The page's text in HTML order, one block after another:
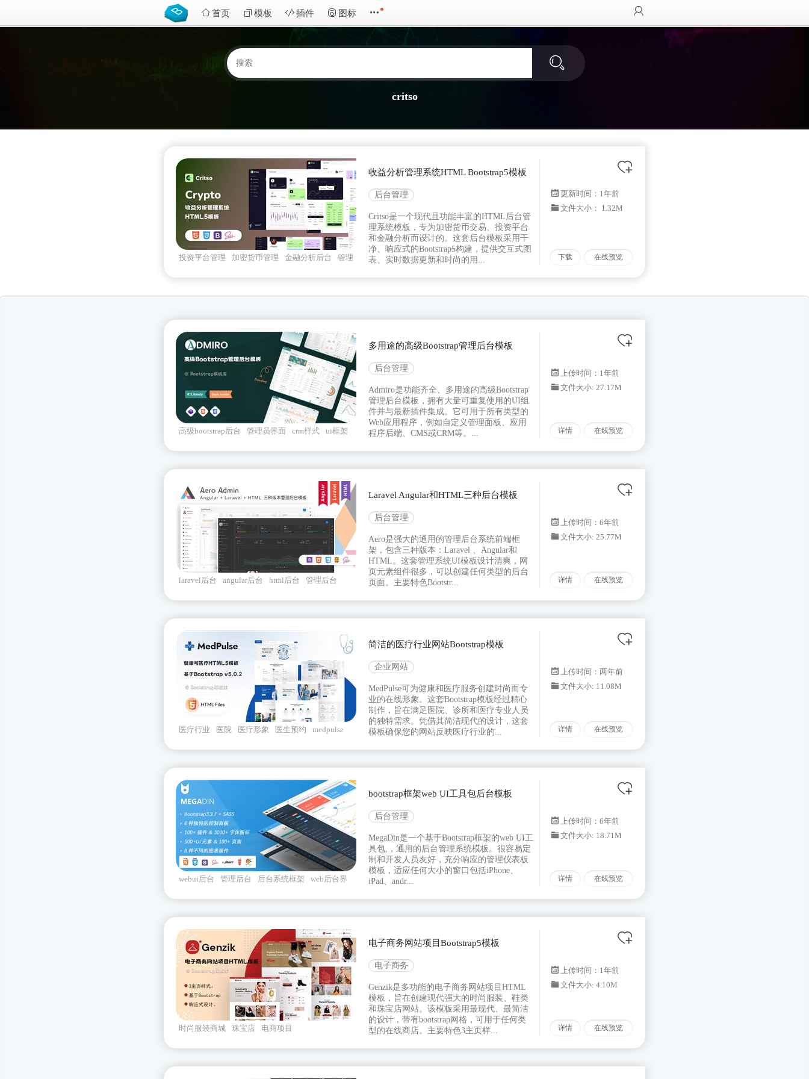
首页 模板 插件 图标
critso
投资平台管理 加密货币管理 金融分析后台
管理
收益分析管理系统HTML Bootstrap5模板
后台管理
Critso是一个现代且功能丰富的HTML后台管
理系统模板，专为加密货币交易、投资平台
和金融分析而设计的。这套后台模板采用干
净、响应式的Bootstrap5构建，提供交互式图
表、实时数据更新和时尚的用...
更新时间： 1年前
文件大小： 1.32M
下载 在线预览
高级bootstrap后台 管理员界面 crm样式
ui框架
多用途的高级Bootstrap管理后台模板
后台管理
Admiro是功能齐全、多用途的高级Bootstrap
管理后台模板，拥有大量可重复使用的UI组
件并与最新插件集成。它可用于所有类型的
Web应用程序，例如自定义管理面板、应用
程序后端、CMS或CRM等。...
上传时间：1年前
文件大小: 27.17M
详情 在线预览
laravel后台 angular后台 html后台
管理后台
Laravel Angular和HTML三种后台模板
后台管理
Aero是强大的通用的管理后台系统前端框
架，包含三种版本：Laravel 、Angular和
HTML。这套管理系统UI模板设计清爽，网
页元素组件很多，可以创建任何类型的后台
页面。主要特色Bootstr...
上传时间：6年前
文件大小: 25.77M
详情 在线预览
医疗行业 医院 医疗形象 医生预约 medpulse
简洁的医疗行业网站Bootstrap模板
企业网站
MedPulse可为健康和医疗服务创建时尚而专
业的在线形象。这套Bootstrap模板经过精心
制作，旨在满足医院、诊所和医疗专业人员
的独特需求。凭借其简洁现代的设计，这套
模板确保您的网站反映医疗行业的...
上传时间：两年前
文件大小: 11.08M
详情 在线预览
webui后台 管理后台 后台系统框架
web后台界
bootstrap框架web UI工具包后台模板
后台管理
MegaDin是一个基于Bootstrap框架的web UI工
具包,，通用的后台管理系统模板。很容易定
制和开发人员友好，充分响应的管理仪表板
模板，适应任何大小的窗口包括iPhone、
iPad、andr...
上传时间：6年前
文件大小: 18.71M
详情 在线预览
时尚服装商城 珠宝店
电商项目
电子商务网站项目Bootstrap5模板
电子商务
Genzik是多功能的电子商务网站项目HTML
模板，旨在创建现代强大的时尚服装、鞋类
和珠宝店网站。该模板采用最现代、最简洁
的设计，带有bootstrap网格，可用于任何类
型的在线商店。主要特色3主页样...
上传时间：1年前
文件大小: 4.10M
详情 在线预览